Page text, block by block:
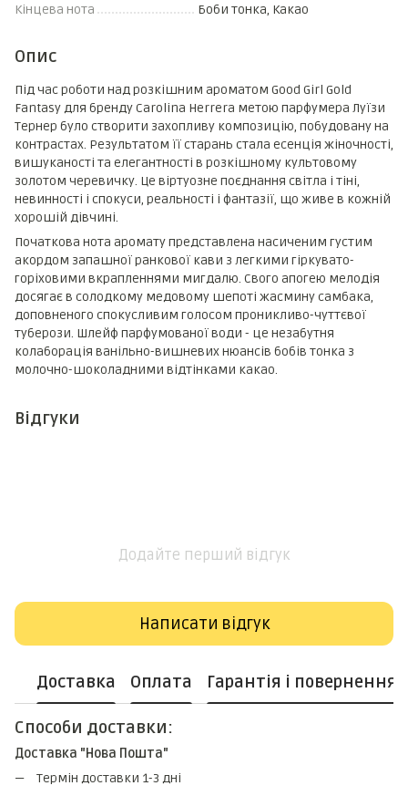
Кінцева нота Боби тонка, Какао
Опис
Під час роботи над розкішним ароматом Good Girl Gold
Fantasy для бренду Carolina Herrera метою парфумера Луїзи
Тернер було створити захопливу композицію, побудовану на
контрастах. Результатом її старань стала есенція жіночності,
вишуканості та елегантності в розкішному культовому
золотом черевичку. Це віртуозне поєднання світла і тіні,
невинності і спокуси, реальності і фантазії, що живе в кожній
хорошій дівчині.
Початкова нота аромату представлена насиченим густим
акордом запашної ранкової кави з легкими гіркувато-
горіховими вкрапленнями мигдалю. Свого апогею мелодія
досягає в солодкому медовому шепоті жасмину самбака,
доповненого спокусливим голосом проникливо-чуттєвої
туберози. Шлейф парфумованої води - це незабутня
колаборація ванільно-вишневих нюансів бобів тонка з
молочно-шоколадними відтінками какао.
Відгуки
Додайте перший відгук
Написати відгук
Доставка Оплата Гарантія і повернення
Способи доставки:
Доставка "Нова Пошта"
Термін доставки 1-3 дні